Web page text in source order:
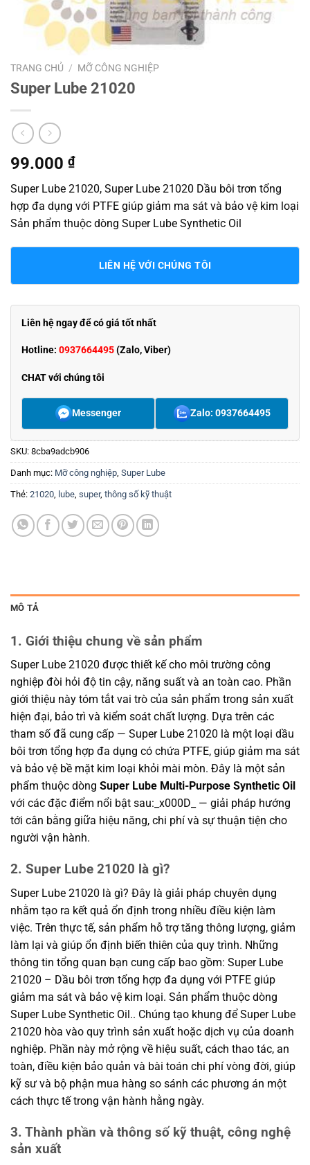
TRANG CHỦ / MỠ CÔNG NGHIỆP
Super Lube 21020
99.000 ₫
Super Lube 21020, Super Lube 21020 Dầu bôi trơn tổng
hợp đa dụng với PTFE giúp giảm ma sát và bảo vệ kim loại
Sản phẩm thuộc dòng Super Lube Synthetic Oil
LIÊN HỆ VỚI CHÚNG TÔI
Liên hệ ngay để có giá tốt nhất
Hotline: 0937664495(Zalo, Viber)
CHAT với chúng tôi
Messenger Zalo: 0937664495
SKU: 8cba9adcb906
Danh mục: Mỡ công nghiệp Super Lube
Thẻ: 21020 lube super, thông số kỹ thuật
MÔ TẢ
1. Giới thiệu chung về sản phẩm
Super Lube 21020 được thiết kế cho môi trường công
nghiệp đòi hỏi độ tin cậy, năng suất và an toàn cao. Phần
giới thiệu này tóm tắt vai trò của sản phẩm trong sản xuất
hiện đại, bảo trì và kiểm soát chất lượng. Dựa trên các
tham số đã cung cấp — Super Lube 21020 là một loại dầu
bôi trơn tổng hợp đa dụng có chứa PTFE, giúp giảm ma sát
và bảo vệ bề mặt kim loại khỏi mài mòn. Đây là một sản
phẩm thuộc dòng Super Lube Multi-Purpose Synthetic Oil
với các đặc điểm nổi bật sau:_x000D_ — giải pháp hướng
tới cân bằng giữa hiệu năng, chi phí và sự thuận tiện cho
người vận hành.
2. Super Lube 21020 là gì?
Super Lube 21020 là gì? Đây là giải pháp chuyên dụng
nhằm tạo ra kết quả ổn định trong nhiều điều kiện làm
việc. Trên thực tế, sản phẩm hỗ trợ tăng thông lượng, giảm
làm lại và giúp ổn định biến thiên của quy trình. Những
thông tin tổng quan bạn cung cấp bao gồm: Super Lube
21020 – Dầu bôi trơn tổng hợp đa dụng với PTFE giúp
giảm ma sát và bảo vệ kim loại. Sản phẩm thuộc dòng
Super Lube Synthetic Oil.. Chúng tạo khung để Super Lube
21020 hòa vào quy trình sản xuất hoặc dịch vụ của doanh
nghiệp. Phần này mở rộng về hiệu suất, cách thao tác, an
toàn, điều kiện bảo quản và bài toán chi phí vòng đời, giúp
kỹ sư và bộ phận mua hàng so sánh các phương án một
cách thực tế trong vận hành hằng ngày.
3. Thành phần và thông số kỹ thuật, công nghệ
sản xuất